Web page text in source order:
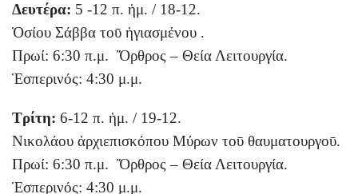
Δευτέρα: 5 -12 π. ἡμ. / 18-12.
Ὁσίου Σάββα τοῡ ἡγιασμένου .
Πρωί: 6:30 π.μ. Ὄρθρος – Θεία Λειτουργία.
Ἑσπερινός: 4:30 μ.μ.
Τρίτη: 6-12 π. ἡμ. / 19-12.
Νικολάου ἀρχιεπισκόπου Μύρων τοῡ θαυματουργοῡ.
Πρωί: 6:30 π.μ. Ὄρθρος – Θεία Λειτουργία.
Ἑσπερινός: 4:30 μ.μ.